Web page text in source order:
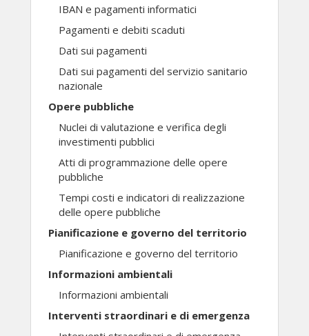
IBAN e pagamenti informatici
Pagamenti e debiti scaduti
Dati sui pagamenti
Dati sui pagamenti del servizio sanitario
nazionale
Opere pubbliche
Nuclei di valutazione e verifica degli
investimenti pubblici
Atti di programmazione delle opere
pubbliche
Tempi costi e indicatori di realizzazione
delle opere pubbliche
Pianificazione e governo del territorio
Pianificazione e governo del territorio
Informazioni ambientali
Informazioni ambientali
Interventi straordinari e di emergenza